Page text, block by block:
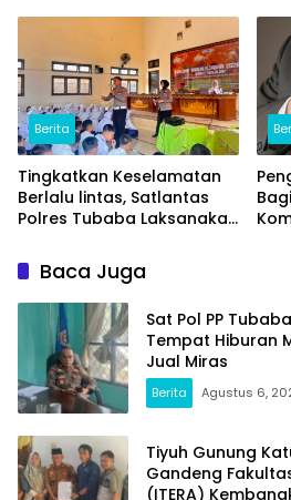
Masyarakat
Berita
Tingkatkan Keselamatan
Berlalu lintas, Satlantas
Polres Tubaba Laksanakan
School di SMAN 1 Tumijajar
Baca Juga
Sat Pol PP
Tempat Hiburan
Jual Miras
Berita Agustus 6,
Tiyuh Gunung
Gandeng
(ITERA)